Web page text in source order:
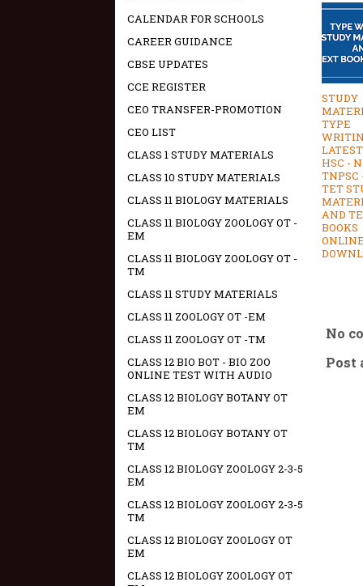
STUDY
TYPE
HSC -
TNPSC
TET
AND
BOOKS
No
Post
CALENDAR FOR SCHOOLS
CAREER GUIDANCE
CBSE UPDATES
CCE REGISTER
CEO TRANSFER-PROMOTION
CEO LIST
CLASS 1 STUDY MATERIALS
CLASS 10 STUDY MATERIALS
CLASS 11 BIOLOGY MATERIALS
CLASS 11 BIOLOGY ZOOLOGY OT -
EM
CLASS 11 BIOLOGY ZOOLOGY OT -
TM
CLASS 11 STUDY MATERIALS
CLASS 11 ZOOLOGY OT -EM
CLASS 11 ZOOLOGY OT -TM
CLASS 12 BIO BOT - BIO ZOO
ONLINE TEST WITH AUDIO
CLASS 12 BIOLOGY BOTANY OT
EM
CLASS 12 BIOLOGY BOTANY OT
TM
CLASS 12 BIOLOGY ZOOLOGY 2-3-5
EM
CLASS 12 BIOLOGY ZOOLOGY 2-3-5
TM
CLASS 12 BIOLOGY ZOOLOGY OT
EM
CLASS 12 BIOLOGY ZOOLOGY OT